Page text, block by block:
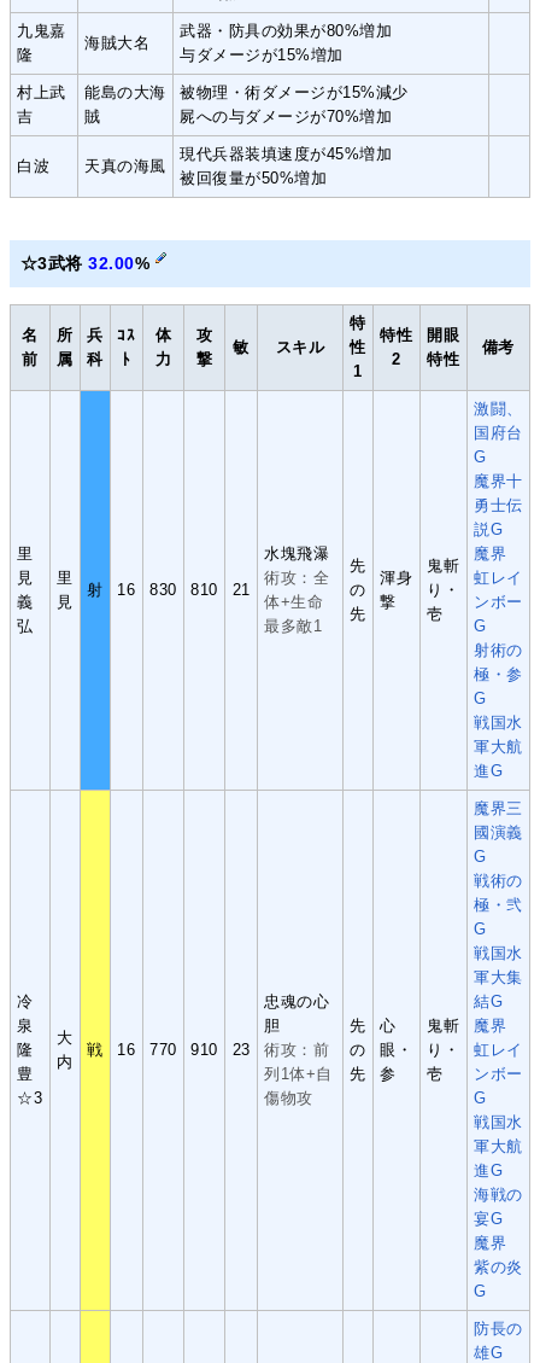
九鬼嘉
隆
海賊大名
武器・防具の効果が80%増加
与ダメージが15%増加
村上武
吉
能島の大海
賊
被物理・術ダメージが15%減少
屍への与ダメージが70%増加
白波 天真の海風
現代兵器装填速度が45%増加
被回復量が50%増加
☆3武将32.00%
名
前
所
属
兵
科
ｺｽ
ﾄ
体
力
攻
撃
敏 スキル
特
性
1
特性
2
開眼
特性
備考
里
見
義
弘
里
見
射 16 830 810 21
水塊飛瀑
術攻：全
体+生命
最多敵1
先
の
先
渾身
撃
鬼斬
り・
壱
激闘、
国府台
G
魔界十
勇士伝
説G
魔界
虹レイ
ンボー
G
射術の
極・参
G
戦国水
軍大航
進G
冷
泉
隆
豊
☆3
大
内
戦 16 770 910 23
忠魂の心
胆
術攻：前
列1体+自
傷物攻
先
の
先
心
眼・
参
鬼斬
り・
壱
魔界三
國演義
G
戦術の
極・弐
G
戦国水
軍大集
結G
魔界
虹レイ
ンボー
G
戦国水
軍大航
進G
海戦の
宴G
魔界
紫の炎
G
防長の
雄G